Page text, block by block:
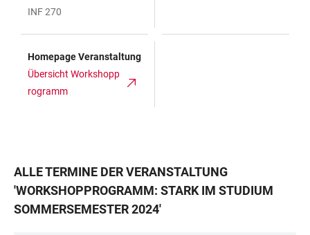
INF 270
Homepage Veranstaltung
Übersicht Workshopp
rogramm
ALLE TERMINE DER VERANSTALTUNG
'WORKSHOPPROGRAMM: STARK IM STUDIUM
SOMMERSEMESTER 2024'